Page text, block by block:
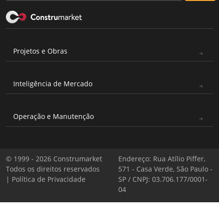
Projetos e Obras
Inteligência de Mercado
Operação e Manutenção
© 1999 - 2026 Construmarket
Todos os direitos reservados
| Política de Privacidade
Endereço: Rua Atílio Piffer,
571 - Casa Verde, São Paulo -
SP / CNPJ: 03.706.177/0001-
04